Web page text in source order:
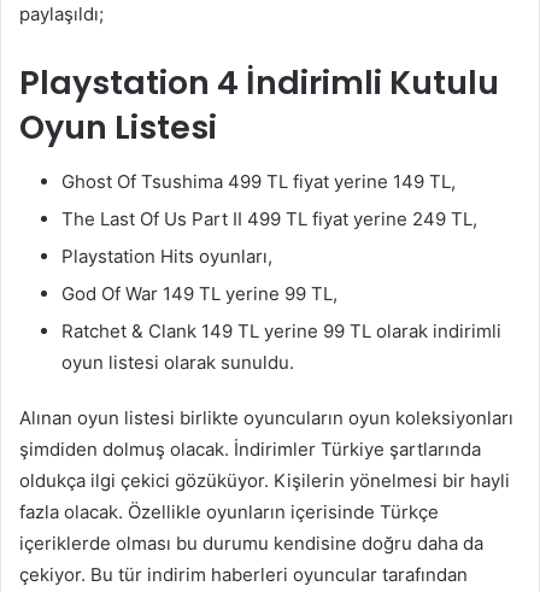
paylaşıldı;
Playstation 4 İndirimli Kutulu
Oyun Listesi
Ghost Of Tsushima 499 TL fiyat yerine 149 TL,
The Last Of Us Part II 499 TL fiyat yerine 249 TL,
Playstation Hits oyunları,
God Of War 149 TL yerine 99 TL,
Ratchet & Clank 149 TL yerine 99 TL olarak indirimli
oyun listesi olarak sunuldu.
Alınan oyun listesi birlikte oyuncuların oyun koleksiyonları
şimdiden dolmuş olacak. İndirimler Türkiye şartlarında
oldukça ilgi çekici gözüküyor. Kişilerin yönelmesi bir hayli
fazla olacak. Özellikle oyunların içerisinde Türkçe
içeriklerde olması bu durumu kendisine doğru daha da
çekiyor. Bu tür indirim haberleri oyuncular tarafından